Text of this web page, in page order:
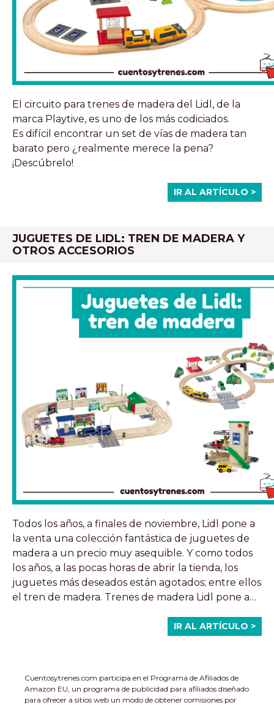
El circuito para trenes de madera del Lidl, de la
marca Playtive, es uno de los más codiciados.
Es difícil encontrar un set de vías de madera tan
barato pero ¿realmente merece la pena?
¡Descúbrelo!
IR AL ARTÍCULO >
JUGUETES DE LIDL: TREN DE MADERA Y
OTROS ACCESORIOS
Todos los años, a finales de noviembre, Lidl pone a
la venta una colección fantástica de juguetes de
madera a un precio muy asequible. Y como todos
los años, a las pocas horas de abrir la tienda, los
juguetes más deseados están agotados; entre ellos
el tren de madera. Trenes de madera Lidl pone a…
IR AL ARTÍCULO >
Cuentosytrenes.com participa en el Programa de Afiliados de
Amazon EU, un programa de publicidad para afiliados diseñado
para ofrecer a sitios web un modo de obtener comisiones por